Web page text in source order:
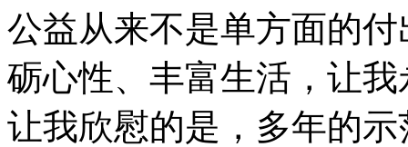
公益从来不是单方面的
砺心性、丰富生活，让
让我欣慰的是，多年的